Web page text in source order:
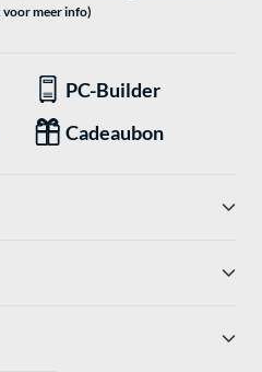
voor meer info)
PC-Builder
Cadeaubon